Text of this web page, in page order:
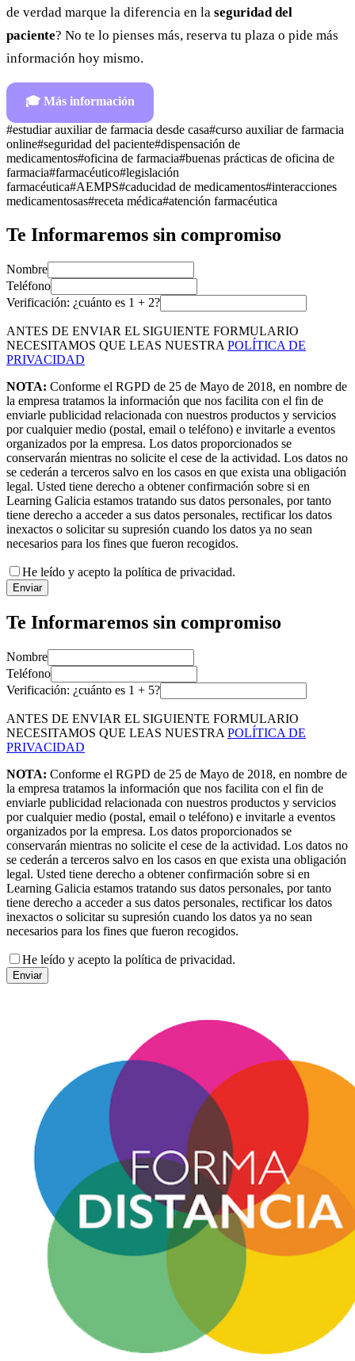
de verdad marque la diferencia en la seguridad del
paciente? No te lo pienses más, reserva tu plaza o pide más
información hoy mismo.
🎓 Más información
#estudiar auxiliar de farmacia desde casa#curso auxiliar de farmacia
online#seguridad del paciente#dispensación de
medicamentos#oficina de farmacia#buenas prácticas de oficina de
farmacia#farmacéutico#legislación
farmacéutica#AEMPS#caducidad de medicamentos#interacciones
medicamentosas#receta médica#atención farmacéutica
Te Informaremos sin compromiso
Nombre
Teléfono
Verificación: ¿cuánto es 1 + 2?
ANTES DE ENVIAR EL SIGUIENTE FORMULARIO
NECESITAMOS QUE LEAS NUESTRA POLÍTICA DE
PRIVACIDAD
NOTA: Conforme el RGPD de 25 de Mayo de 2018, en nombre de
la empresa tratamos la información que nos facilita con el fin de
enviarle publicidad relacionada con nuestros productos y servicios
por cualquier medio (postal, email o teléfono) e invitarle a eventos
organizados por la empresa. Los datos proporcionados se
conservarán mientras no solicite el cese de la actividad. Los datos no
se cederán a terceros salvo en los casos en que exista una obligación
legal. Usted tiene derecho a obtener confirmación sobre si en
Learning Galicia estamos tratando sus datos personales, por tanto
tiene derecho a acceder a sus datos personales, rectificar los datos
inexactos o solicitar su supresión cuando los datos ya no sean
necesarios para los fines que fueron recogidos.
He leído y acepto la política de privacidad.
Enviar
Te Informaremos sin compromiso
Nombre
Teléfono
Verificación: ¿cuánto es 1 + 5?
ANTES DE ENVIAR EL SIGUIENTE FORMULARIO
NECESITAMOS QUE LEAS NUESTRA POLÍTICA DE
PRIVACIDAD
NOTA: Conforme el RGPD de 25 de Mayo de 2018, en nombre de
la empresa tratamos la información que nos facilita con el fin de
enviarle publicidad relacionada con nuestros productos y servicios
por cualquier medio (postal, email o teléfono) e invitarle a eventos
organizados por la empresa. Los datos proporcionados se
conservarán mientras no solicite el cese de la actividad. Los datos no
se cederán a terceros salvo en los casos en que exista una obligación
legal. Usted tiene derecho a obtener confirmación sobre si en
Learning Galicia estamos tratando sus datos personales, por tanto
tiene derecho a acceder a sus datos personales, rectificar los datos
inexactos o solicitar su supresión cuando los datos ya no sean
necesarios para los fines que fueron recogidos.
He leído y acepto la política de privacidad.
Enviar